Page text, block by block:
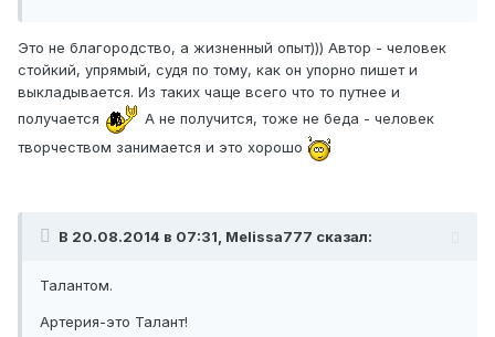
Это не благородство, а жизненный опыт))) Автор - человек
стойкий, упрямый, судя по тому, как он упорно пишет и
выкладывается. Из таких чаще всего что то путнее и
получается
А не получится, тоже не беда - человек
творчеством занимается и это хорошо
В 20.08.2014 в 07:31, Melissa777 сказал:
Талантом.
Артерия-это Талант!